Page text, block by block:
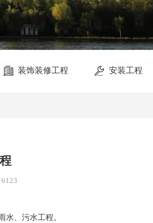
装饰装修工程 安装工程
6123
水、污水工程。